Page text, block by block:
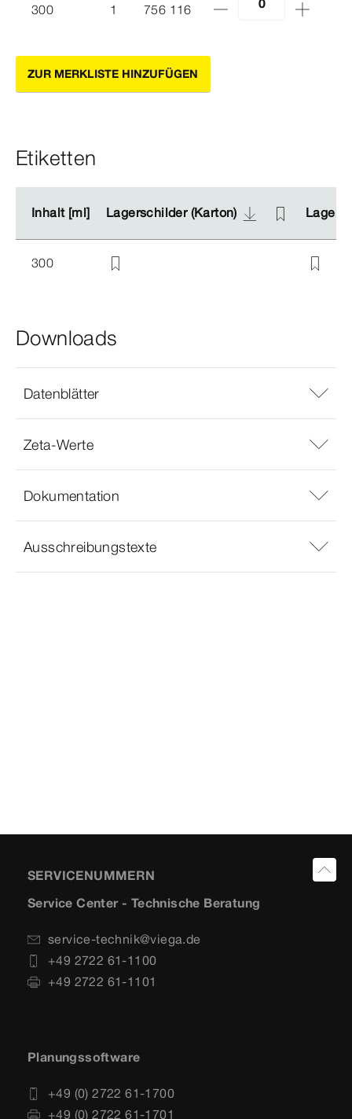
300 1 756 116
ZUR MERKLISTE HINZUFÜGEN
Etiketten
Inhalt [ml] Lagerschilder (Karton)
Inhalt [ml] Lagerschilder (Karton)
300
Downloads
Datenblätter
Zeta-Werte
Dokumentation
Ausschreibungstexte
SERVICENUMMERN
Service Center - Technische Beratung
service-technik@viega.de
+49 2722 61-1100
+49 2722 61-1101
Planungssoftware
+49 (0) 2722 61-1700
+49 (0) 2722 61-1701